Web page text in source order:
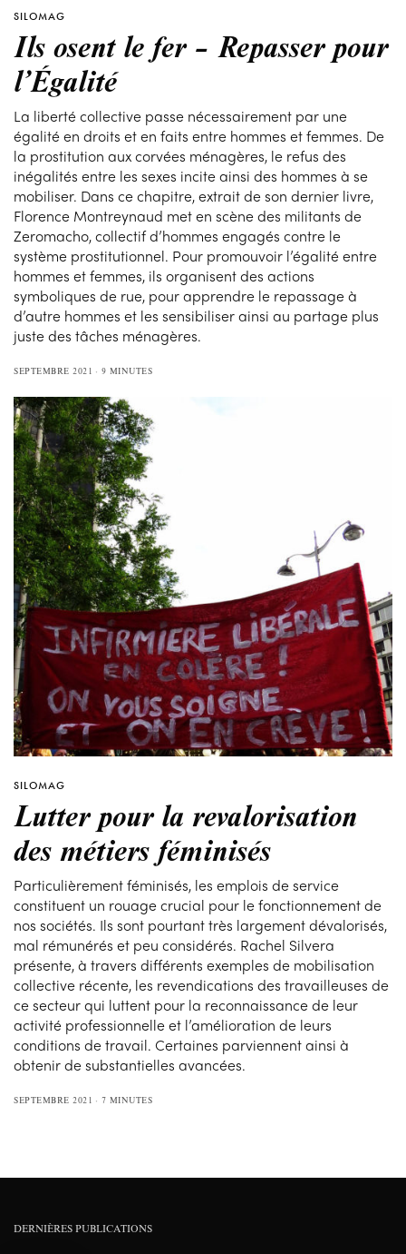
SILOMAG
Ils osent le fer – Repasser pour
l’Égalité
La liberté collective passe nécessairement par une
égalité en droits et en faits entre hommes et femmes. De
la prostitution aux corvées ménagères, le refus des
inégalités entre les sexes incite ainsi des hommes à se
mobiliser. Dans ce chapitre, extrait de son dernier livre,
Florence Montreynaud met en scène des militants de
Zeromacho, collectif d’hommes engagés contre le
système prostitutionnel. Pour promouvoir l’égalité entre
hommes et femmes, ils organisent des actions
symboliques de rue, pour apprendre le repassage à
d’autre hommes et les sensibiliser ainsi au partage plus
juste des tâches ménagères.
SEPTEMBRE 2021 9 MINUTES
SILOMAG
Lutter pour la revalorisation
des métiers féminisés
Particulièrement féminisés, les emplois de service
constituent un rouage crucial pour le fonctionnement de
nos sociétés. Ils sont pourtant très largement dévalorisés,
mal rémunérés et peu considérés. Rachel Silvera
présente, à travers différents exemples de mobilisation
collective récente, les revendications des travailleuses de
ce secteur qui luttent pour la reconnaissance de leur
activité professionnelle et l’amélioration de leurs
conditions de travail. Certaines parviennent ainsi à
obtenir de substantielles avancées.
SEPTEMBRE 2021 7 MINUTES
DERNIÈRES PUBLICATIONS